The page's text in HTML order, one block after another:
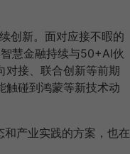
创新。面对应接不暇的
慧金融持续与50+AI伙
对接、联合创新等前期
触碰到鸿蒙等新技术动
产业实践的方案，也在